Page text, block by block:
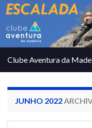
Clube Aventura da
JUNHO 2022